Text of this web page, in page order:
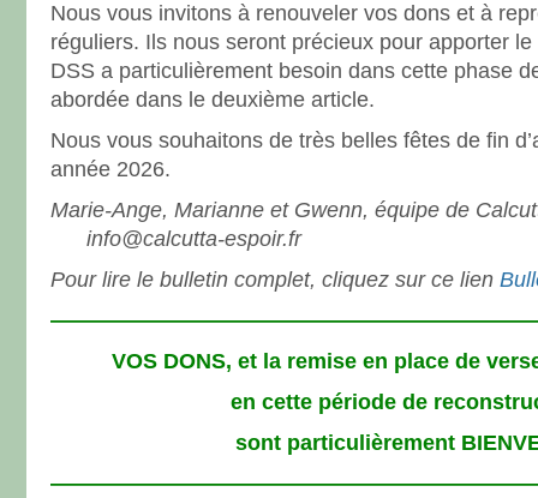
Nous vous invitons à renouveler vos dons et à
réguliers. Ils nous seront précieux pour apporter
DSS a particulièrement besoin dans cette phase
abordée dans le deuxième article.
Nous vous souhaitons de très belles fêtes de fin
année 2026.
Marie-Ange, Marianne et Gwenn, équipe de
info@calcutta-espoir.fr
Pour lire le bulletin complet, cliquez sur ce lien
VOS DONS, et la remise en place de
en cette période de
sont particulièrement